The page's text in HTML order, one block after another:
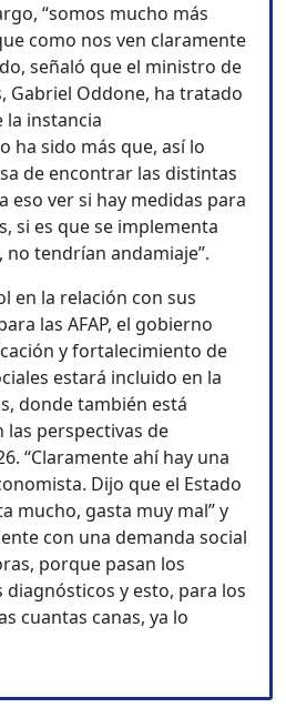
“somos mucho más
como nos ven claramente
señaló que el ministro de
Gabriel Oddone, ha tratado
la instancia
ha sido más que, así lo
de encontrar las distintas
eso ver si hay medidas para
si es que se implementa
tendrían andamiaje”.
en la relación con sus
las AFAP, el gobierno
y fortalecimiento de
estará incluido en la
donde también está
perspectivas de
“Claramente ahí hay una
Dijo que el Estado
mucho, gasta muy mal” y
con una demanda social
porque pasan los
y esto, para los
cuantas canas, ya lo